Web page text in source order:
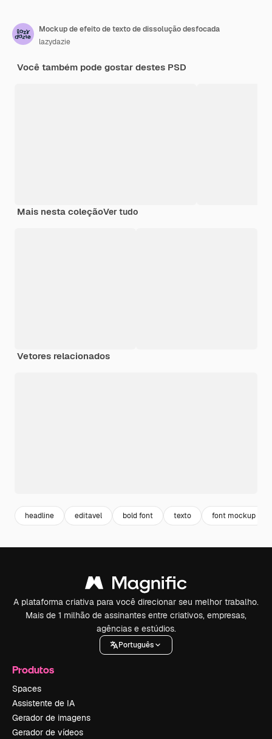
Mockup de efeito de texto de dissolução desfocada
lazydazie
Você também pode gostar destes PSD
Mais nesta coleçãoVer tudo
Vetores relacionados
headline editavel bold font texto font mockup
A plataforma criativa para você direcionar seu melhor trabalho.
Mais de 1 milhão de assinantes entre criativos, empresas,
agências e estúdios.
Português
Produtos
Spaces
Assistente de IA
Gerador de imagens
Gerador de vídeos